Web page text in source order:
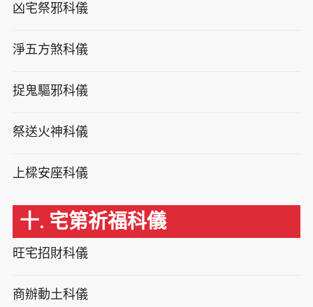
凶宅祭邪科儀
淨五方煞科儀
捉鬼驅邪科儀
祭送火神科儀
上樑安座科儀
十. 宅第祈福科儀
旺宅招財科儀
商辦動土科儀